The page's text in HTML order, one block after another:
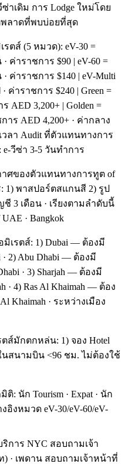
าเดิม การ Lodge ใหม่โดย
พลาดที่พบบ่อยที่สุด
ตส์ (5 หมวด): eV-30 =
· ค่าราชการ $90 | eV-60 =
· ค่าราชการ $140 | eV-Multi
ค่าราชการ $240 | Green =
AED 3,200+ | Golden =
าร AED 4,200+ · ค่ากลาง
วลา Audit ที่ตัวแทนทางการ
e-วีซ่า 3-5 วันทำการ
ศของตัวแทนทางการทูต of
: 1) พาสปอร์ตสแกนสี 2) รูป
3 เดือน · เรียงตามลำดับนี้
· Bangkok
มิเรตส์: 1) Dubai — ต้องมี
2) Abu Dhabi — ต้องมี
· 3) Sharjah — ต้องมี
4) Ras Al Khaimah — ต้อง
Khaimah · ระหว่างเมือง
ส์มักตกหล่น: 1) จอง Hotel
ในสนามบิน <96 ชม. ไม่ต้องใช้
นัก Tourism · Expat · นัก
งอิงหมวด eV-30/eV-60/eV-
ริการ NYC สอบถามเจ้า
· เพดาน สอบถามเจ้าหน้าที่